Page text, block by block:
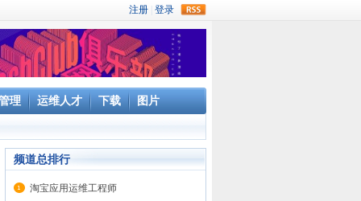
理 运维人才 下载 图片
频道总排行
淘宝应用运维工程师